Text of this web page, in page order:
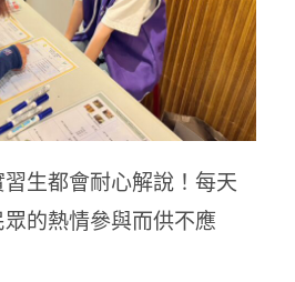
生都會耐心解說！每天
的熱情參與而供不應